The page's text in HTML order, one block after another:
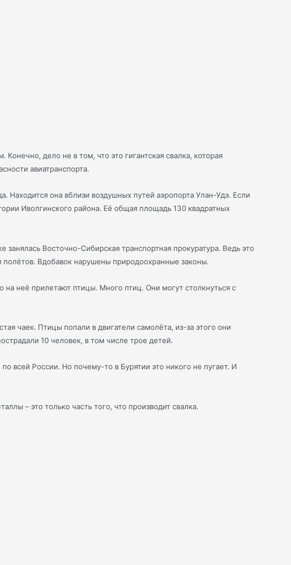
дело не в том, что это гигантская свалка, которая
авиатранспорта.
Находится она вблизи воздушных путей аэропорта Улан-Удэ. Если
Иволгинского района. Её общая площадь 130 квадратных
Восточно-Сибирская транспортная прокуратура. Ведь это
полётов. Вдобавок нарушены природоохранные законы.
на неё прилетают птицы. Много птиц. Они могут столкнуться с
чаек. Птицы попали в двигатели самолёта, из-за этого они
10 человек, в том числе трое детей.
всей России. Но почему-то в Бурятии это никого не пугает. И
– это только часть того, что производит свалка.